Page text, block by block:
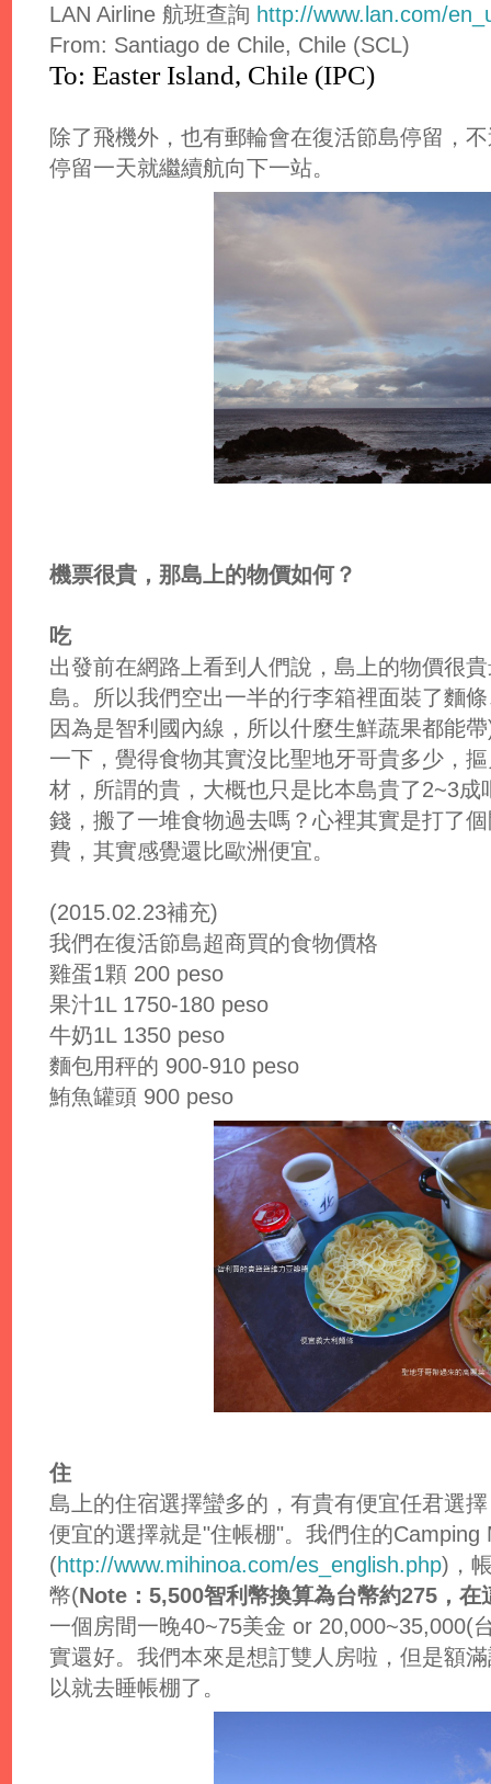
LAN Airline 航班查詢 http://www.lan.com/
From: Santiago de Chile, Chile (SCL)
To: Easter Island, Chile (IPC)
除了飛機外，也有郵輪會在復活節島停留，
停留一天就繼續航向下一站。
機票很貴，那島上的物價如何？
吃
出發前在網路上看到人們說，島上的物價很
島。所以我們空出一半的行李箱裡面裝了麵
因為是智利國內線，所以什麼生鮮蔬果都能
一下，覺得食物其實沒比聖地牙哥貴多少，
材，所謂的貴，大概也只是比本島貴了2~3
錢，搬了一堆食物過去嗎？心裡其實是打了
費，其實感覺還比歐洲便宜。
(2015.02.23補充)
我們在復活節島超商買的食物價格
雞蛋1顆 200 peso
果汁1L 1750-180 peso
牛奶1L 1350 peso
麵包用秤的 900-910 peso
鮪魚罐頭 900 peso
住
島上的住宿選擇蠻多的，有貴有便宜任君選
便宜的選擇就是"住帳棚"。我們住的Camping
(http://www.mihinoa.com/es_english.php)，
幣(Note：5,500智利幣換算為台幣約275，在
一個房間一晚40~75美金 or 20,000~35,000(
實還好。我們本來是想訂雙人房啦，但是額
以就去睡帳棚了。